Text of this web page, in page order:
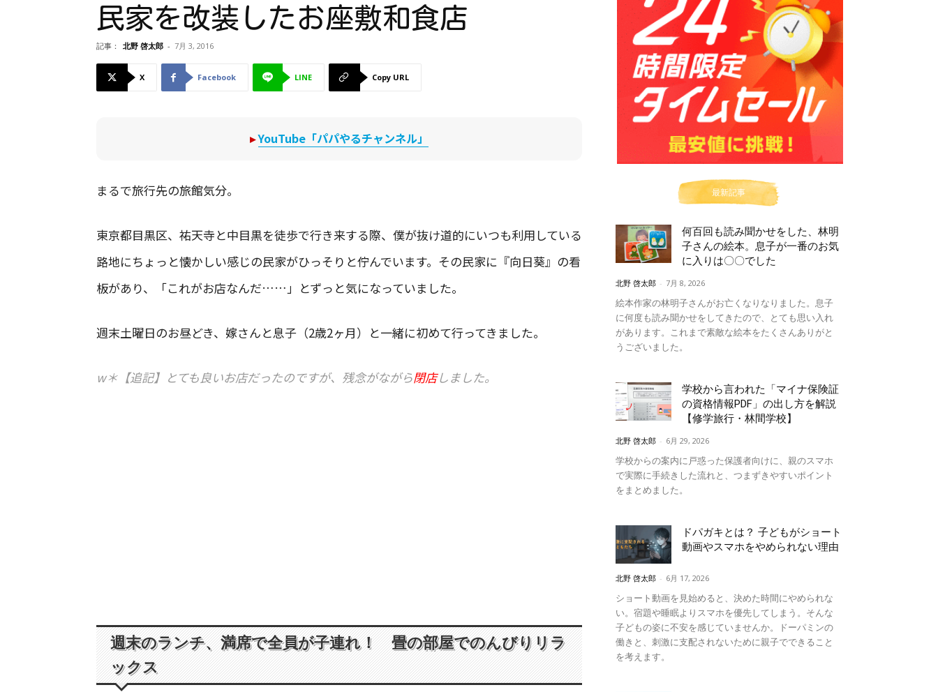
民家を改装したお座敷和食店
記事： 北野 啓太郎 - 7月 3, 2016
X Facebook LINE Copy URL
▸YouTube「パパやるチャンネル」
まるで旅行先の旅館気分。
東京都目黒区、祐天寺と中目黒を徒歩で行き来する際、僕が抜け道的にいつも利用している
路地にちょっと懐かしい感じの民家がひっそりと佇んでいます。その民家に『向日葵』の看
板があり、「これがお店なんだ……」とずっと気になっていました。
週末土曜日のお昼どき、嫁さんと息子（2歳2ヶ月）と一緒に初めて行ってきました。
w＊【追記】とても良いお店だったのですが、残念がながら閉店しました。
週末のランチ、満席で全員が子連れ！ 畳の部屋でのんびりリラ
ックス
最新記事
何百回も読み聞かせをした、林明
子さんの絵本。息子が一番のお気
に入りは〇〇でした
北野 啓太郎 - 7月 8, 2026
絵本作家の林明子さんがお亡くなりなりました。息子
に何度も読み聞かせをしてきたので、とても思い入れ
があります。これまで素敵な絵本をたくさんありがと
うございました。
学校から言われた「マイナ保険証
の資格情報PDF」の出し方を解説
【修学旅行・林間学校】
北野 啓太郎 - 6月 29, 2026
学校からの案内に戸惑った保護者向けに、親のスマホ
で実際に手続きした流れと、つまずきやすいポイント
をまとめました。
ドパガキとは？ 子どもがショート
動画やスマホをやめられない理由
北野 啓太郎 - 6月 17, 2026
ショート動画を見始めると、決めた時間にやめられな
い。宿題や睡眠よりスマホを優先してしまう。そんな
子どもの姿に不安を感じていませんか。ドーパミンの
働きと、刺激に支配されないために親子でできること
を考えます。